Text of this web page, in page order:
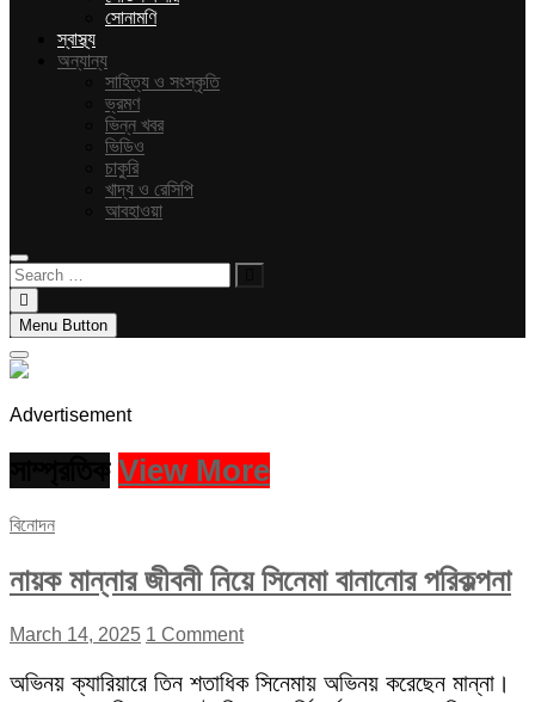
সোনামণি
স্বাস্থ্য
অন্যান্য
সাহিত্য ও সংস্কৃতি
ভ্রমণ
ভিন্ন খবর
ভিডিও
চাকুরি
খাদ্য ও রেসিপি
আবহাওয়া
Search
…
Menu Button
Advertisement
View More
বিনোদন
নায়ক মান্নার জীবনী নিয়ে সিনেমা বানানোর পরিকল্পনা
March 14, 2025 1 Comment
অভিনয় ক্যারিয়ারে তিন শতাধিক সিনেমায় অভিনয় করেছেন মান্না।